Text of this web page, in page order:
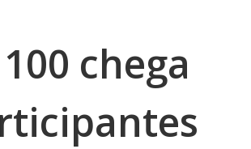
chega